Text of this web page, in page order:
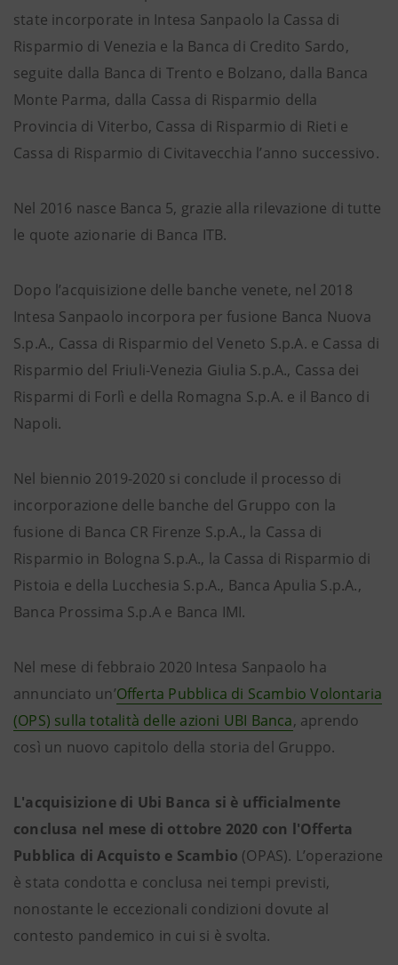
state incorporate in Intesa Sanpaolo la Cassa di
Risparmio di Venezia e la Banca di Credito Sardo,
seguite dalla Banca di Trento e Bolzano, dalla Banca
Monte Parma, dalla Cassa di Risparmio della
Provincia di Viterbo, Cassa di Risparmio di Rieti e
Cassa di Risparmio di Civitavecchia l’anno successivo.
Nel 2016 nasce Banca 5, grazie alla rilevazione di tutte
le quote azionarie di Banca ITB.
Dopo l’acquisizione delle banche venete, nel 2018
Intesa Sanpaolo incorpora per fusione Banca Nuova
S.p.A., Cassa di Risparmio del Veneto S.p.A. e Cassa di
Risparmio del Friuli-Venezia Giulia S.p.A., Cassa dei
Risparmi di Forlì e della Romagna S.p.A. e il Banco di
Napoli.
Nel biennio 2019-2020 si conclude il processo di
incorporazione delle banche del Gruppo con la
fusione di Banca CR Firenze S.p.A., la Cassa di
Risparmio in Bologna S.p.A., la Cassa di Risparmio di
Pistoia e della Lucchesia S.p.A., Banca Apulia S.p.A.,
Banca Prossima S.p.A e Banca IMI.
Nel mese di febbraio 2020 Intesa Sanpaolo ha
annunciato un’Offerta Pubblica di Scambio Volontaria
(OPS) sulla totalità delle azioni UBI Banca, aprendo
così un nuovo capitolo della storia del Gruppo.
L'acquisizione di Ubi Banca si è ufficialmente
conclusa nel mese di ottobre 2020 con l'Offerta
Pubblica di Acquisto e Scambio (OPAS). L’operazione
è stata condotta e conclusa nei tempi previsti,
nonostante le eccezionali condizioni dovute al
contesto pandemico in cui si è svolta.